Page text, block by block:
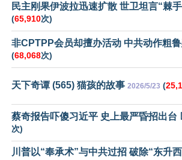
民主刚果伊波拉迅速扩散 世卫坦言“棘
(65,910次)
非CPTPP会员却擅办活动 中共动作粗
(68,068次)
天下奇谭 (565) 猫孩的故事 2026/5/23 (
蔡奇报告吓傻习近平 史上最严昏招出台
次)
川普以“奉承术”与中共过招 破除“东升西